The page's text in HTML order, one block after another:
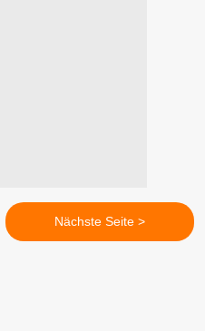
Nächste Seite >